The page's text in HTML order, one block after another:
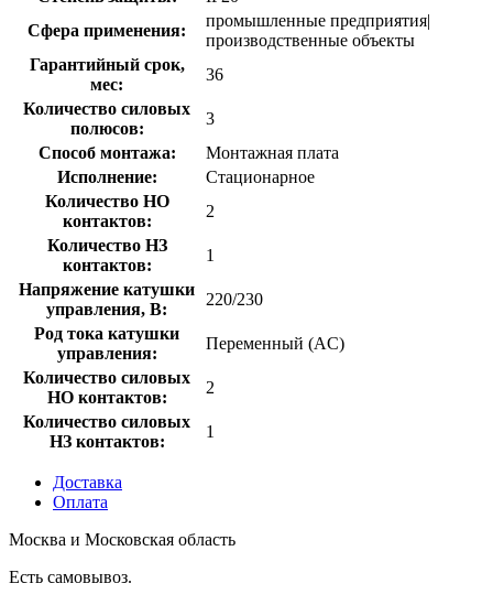
Сфера применения:
промышленные предприятия|
производственные объекты
Гарантийный срок,
мес:
36
Количество силовых
полюсов:
3
Способ монтажа:
Монтажная плата
Исполнение:
Стационарное
Количество НО
контактов:
2
Количество НЗ
контактов:
1
Напряжение катушки
управления, В:
220/230
Род тока катушки
управления:
Переменный (AC)
Количество силовых
НО контактов:
2
Количество силовых
НЗ контактов:
1
Доставка
Оплата
Москва и Московская область
Есть самовывоз.